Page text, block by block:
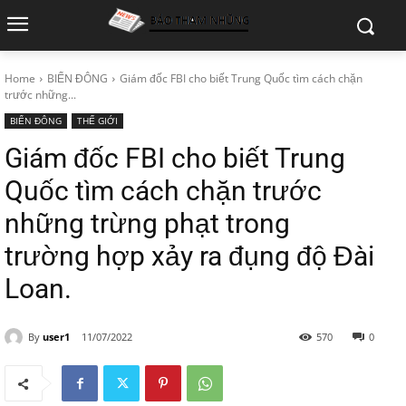
Home BIỂN ĐÔNG
Giám đốc FBI cho biết Trung Quốc tìm cách chặn
trước những...
BIỂN ĐÔNG THẾ GIỚI
Giám đốc FBI cho biết Trung
Quốc tìm cách chặn trước
những trừng phạt trong
trường hợp xảy ra đụng độ Đài
Loan.
By user1 11/07/2022 0
570